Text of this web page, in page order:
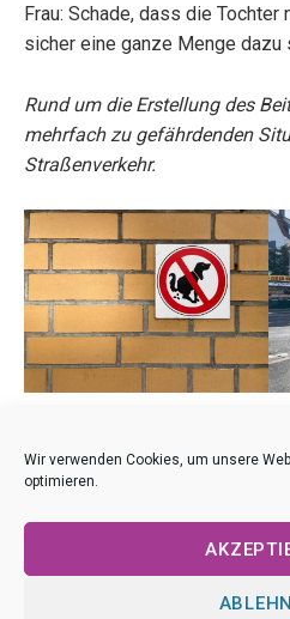
Wir verwenden Cookies, um unsere
optimieren.
Frau: Schade, dass die
sicher eine ganze Menge dazu
Rund um die Erstellung des
mehrfach zu gefährdenden
Straßenverkehr.
Kleinzschocher“.